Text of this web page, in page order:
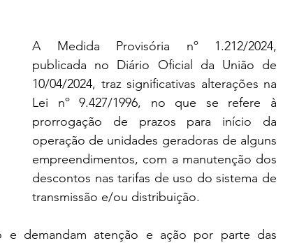
A Medida Provisória nº 1.212/2024,
publicada no Diário Oficial da União de
10/04/2024, traz significativas alterações na
Lei nº 9.427/1996, no que se refere à
prorrogação de prazos para início da
operação de unidades geradoras de alguns
empreendimentos, com a manutenção dos
descontos nas tarifas de uso do sistema de
transmissão e/ou distribuição.
e demandam atenção e ação por parte das